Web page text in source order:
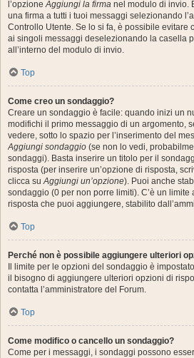
l’opzioneAggiungi la firma nel modulo di invio.
una firma a tutti i tuoi messaggi selezionando
Controllo Utente. Se lo si fa, è possibile evitare
ai singoli messaggi deselezionando la casella
all’interno del modulo di invio.
Top
Come creo un sondaggio?
Creare un sondaggio è facile: quando inizi un
modifichi il primo messaggio di un argomento,
vedere, sotto lo spazio per l’inserimento del
Aggiungi sondaggio (se non lo vedi,
sondaggi). Basta inserire un titolo per il
risposta (per inserire un’opzione di risposta,
clicca suAggiungi un’opzione). Puoi anche
sondaggio (0 per non porre limiti). C’è un limite
risposta che puoi aggiungere, stabilito
Top
Perché non è possibile aggiungere ulteriori
Il limite per le opzioni del sondaggio è
il bisogno di aggiungere ulteriori opzioni di
contatta l’amministratore del Forum.
Top
Come modifico o cancello un sondaggio?
Come per i messaggi, i sondaggi possono